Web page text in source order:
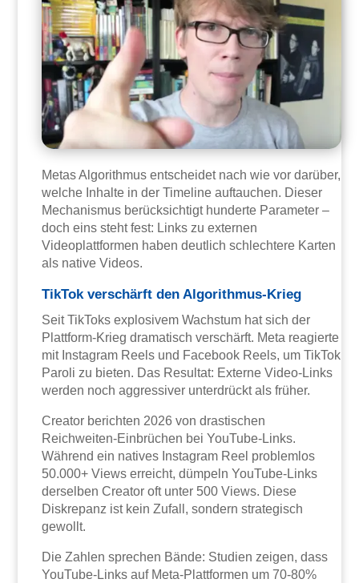
Metas Algorithmus entscheidet nach wie vor darüber,
welche Inhalte in der Timeline auftauchen. Dieser
Mechanismus berücksichtigt hunderte Parameter –
doch eins steht fest: Links zu externen
Videoplattformen haben deutlich schlechtere Karten
als native Videos.
TikTok verschärft den Algorithmus-Krieg
Seit TikToks explosivem Wachstum hat sich der
Plattform-Krieg dramatisch verschärft. Meta reagierte
mit Instagram Reels und Facebook Reels, um TikTok
Paroli zu bieten. Das Resultat: Externe Video-Links
werden noch aggressiver unterdrückt als früher.
Creator berichten 2026 von drastischen
Reichweiten-Einbrüchen bei YouTube-Links.
Während ein natives Instagram Reel problemlos
50.000+ Views erreicht, dümpeln YouTube-Links
derselben Creator oft unter 500 Views. Diese
Diskrepanz ist kein Zufall, sondern strategisch
gewollt.
Die Zahlen sprechen Bände: Studien zeigen, dass
YouTube-Links auf Meta-Plattformen um 70-80%